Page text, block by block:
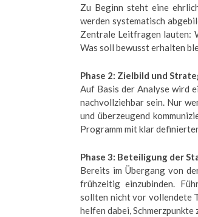
Zu Beginn steht eine
werden systematisch
Zentrale Leitfragen lauten:
Was soll bewusst erhalten
Phase 2: Zielbild und
Auf Basis der Analyse wird
nachvollziehbar sein. Nur
und überzeugend
Programm mit klar
Phase 3: Beteiligung der
Bereits im Übergang von
frühzeitig einzubinden.
sollten nicht vor vollendete
helfen dabei,